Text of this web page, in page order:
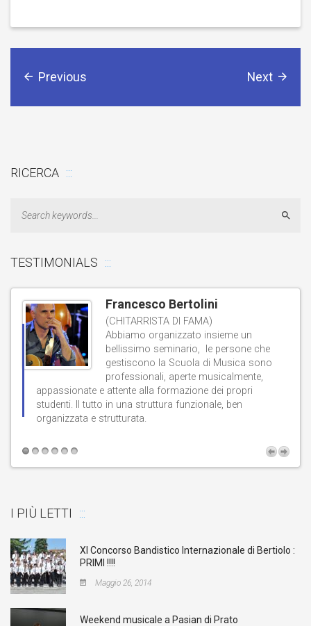
Previous Next
RICERCA
TESTIMONIALS
Francesco Bertolini
(CHITARRISTA DI FAMA)
Abbiamo organizzato insieme un
bellissimo seminario, le persone che
gestiscono la Scuola di Musica sono
professionali, aperte musicalmente,
appassionate e attente alla formazione dei propri
studenti. Il tutto in una struttura funzionale, ben
organizzata e strutturata.
I PIÙ LETTI
XI Concorso Bandistico Internazionale di Bertiolo :
PRIMI !!!!
Maggio 26, 2014
Weekend musicale a Pasian di Prato